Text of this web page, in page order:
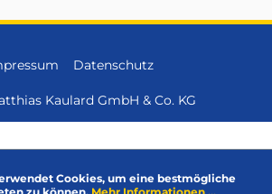
Datenschutz
Kaulard GmbH & Co. KG
Cookies, um eine bestmögliche